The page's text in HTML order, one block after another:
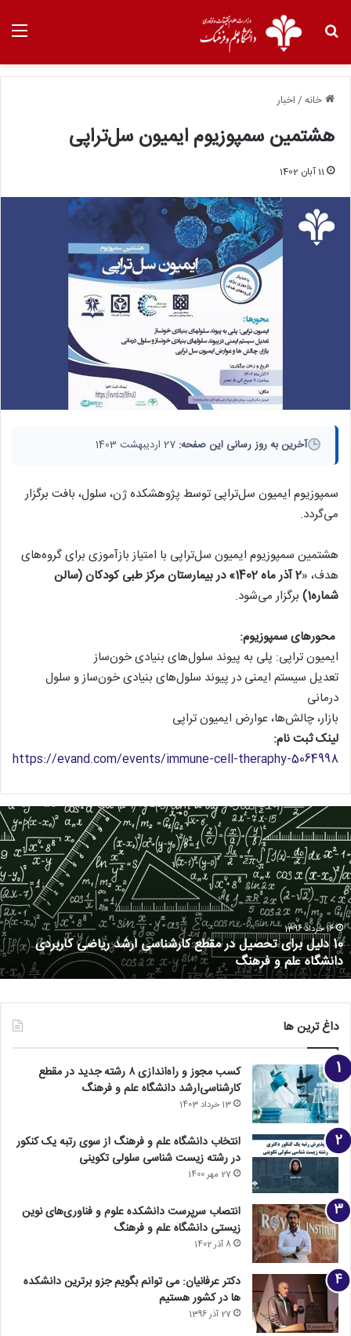
خانه/اخبار
هشتمین سمپوزیوم ایمیون سل‌تراپی
11 آبان 1402
آخرین به روز رسانی این صفحه: 27 اردیبهشت 1403
سمپوزیوم ایمیون سل‌تراپی توسط پژوهشکده ژن، سلول، بافت برگزار
می‌گردد.
هشتمین سمپوزیوم ایمیون سل‌تراپی با امتیاز بازآموزی برای گروه‌های
هدف، «
2 آذر ماه 1402» در بیمارستان مرکز طبی کودکان (سالن
شماره1)
برگزار می‌شود.
محورهای سمپوزیوم:
ایمیون تراپی: پلی به پیوند سلول‌های بنیادی خون‌ساز
تعدیل سیستم ایمنی در پیوند سلول‌های بنیادی خون‌ساز و سلول
درمانی
بازار، چالش‌ها، عوارض ایمیون تراپی
لینک ثبت نام:
https://evand.com/events/immune-cell-theraphy-5064998
16 خرداد 1396
10 دلیل برای تحصیل در مقطع کارشناسی ارشد ریاضی کاربردی
دانشگاه علم و فرهنگ
داغ ترین ها
کسب مجوز و راه‌اندازی ۸ رشته جدید در مقطع
کارشناسی‌ارشد دانشگاه علم و فرهنگ
13 خرداد 1403
انتخاب دانشگاه علم و فرهنگ از سوی رتبه یک کنکور
در رشته زیست شناسی سلولی تکوینی
27 مهر 1400
انتصاب سرپرست دانشکده علوم و فناوری‌های نوین
زیستی دانشگاه علم و فرهنگ
8 آذر 1402
دکتر عرفانیان: می توانم بگویم جزو برترین دانشکده
ها در کشور هستیم
27 آذر 1396